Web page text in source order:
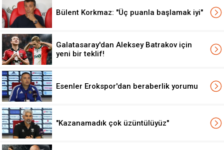
Bülent Korkmaz: "Üç puanla başlamak iyi"
Galatasaray'dan Aleksey Batrakov için
yeni bir teklif!
Esenler Erokspor'dan beraberlik yorumu
"Kazanamadık çok üzüntülüyüz"